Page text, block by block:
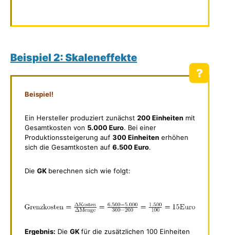
Beispiel 2: Skaleneffekte
Beispiel!
Ein Hersteller produziert zunächst 200 Einheiten mit
Gesamtkosten von 5.000 Euro. Bei einer
Produktionssteigerung auf 300 Einheiten erhöhen
sich die Gesamtkosten auf 6.500 Euro.
Die GK berechnen sich wie folgt:
Ergebnis: Die GKfür die zusätzlichen 100 Einheiten